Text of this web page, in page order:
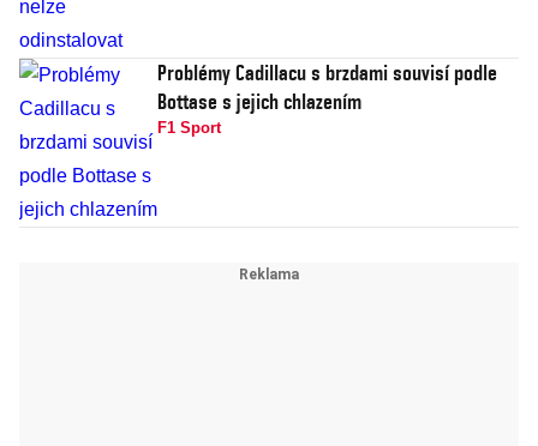
Problémy Cadillacu s brzdami souvisí podle
Bottase s jejich chlazením
F1 Sport